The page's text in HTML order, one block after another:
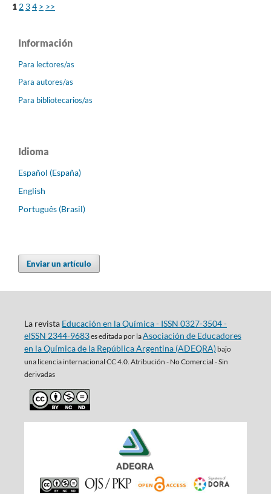
1 2 34 > >>
Información
Para lectores/as
Para autores/as
Para bibliotecarios/as
Idioma
Español (España)
English
Português (Brasil)
Enviar un artículo
La revista Educación en la Química - ISSN 0327-3504 -
eISSN 2344-9683es editada por laAsociación de Educadores
en la Química de la República Argentina (ADEQRA)bajo
una licencia internacional CC 4.0. Atribución - No Comercial - Sin
derivadas